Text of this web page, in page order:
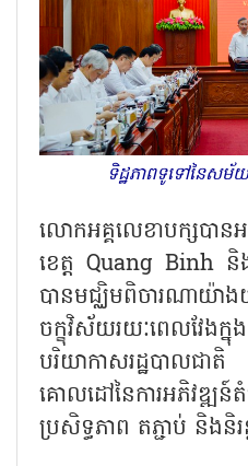
ទិដ្ឋភាពទូទៅនៃសម័
លោកអគ្គលេខាបក្សបា
ខេត្តQuang Binh និ
បានមជ្ឈិមពិចារណាយ៉ា
ចក្ខុវិស័យរយៈពេលវែងក្នុ
បរិយាកាសរដ្ឋបាលជាតិ
គោលដៅនៃការអភិវឌ្ឍ
ប្រសិទ្ធភាព តភ្ជាប់ និងនិ